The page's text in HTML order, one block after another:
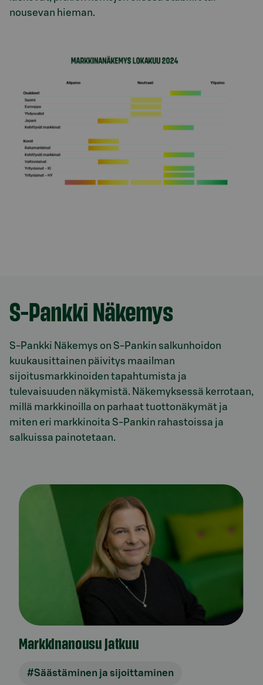
nousevan hieman.
S-Pankki Näkemys
S-Pankki Näkemys on S-Pankin salkunhoidon
kuukausittainen päivitys maailman
sijoitusmarkkinoiden tapahtumista ja
tulevaisuuden näkymistä. Näkemyksessä kerrotaan,
millä markkinoilla on parhaat tuottonäkymät ja
miten eri markkinoita S-Pankin rahastoissa ja
salkuissa painotetaan.
Markkinanousu jatkuu
#Säästäminen ja sijoittaminen